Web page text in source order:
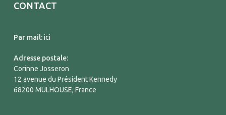
CONTACT
Par mail:ici
Adresse postale:
Corinne Josseron
12 avenue du Président Kennedy
68200 MULHOUSE, France